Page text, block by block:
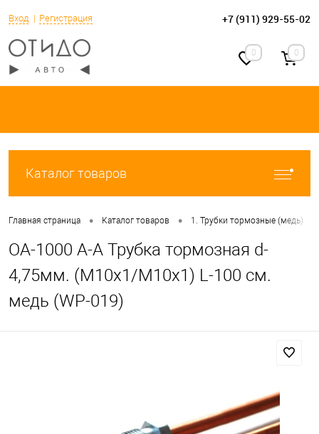
Вход Регистрация +7 (911) 929-55-02
0 0
Каталог товаров
Главная страница • Каталог товаров • 1. Трубки тормозные (медь)
OA-1000 A-A Трубка тормозная d-
4,75мм. (М10х1/М10х1) L-100 см.
медь (WP-019)